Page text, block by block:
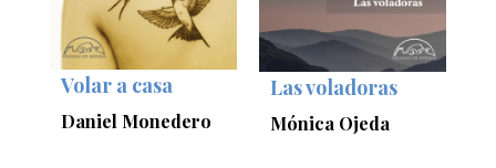
Volar a casa
Daniel Monedero
Las voladoras
Mónica Ojeda